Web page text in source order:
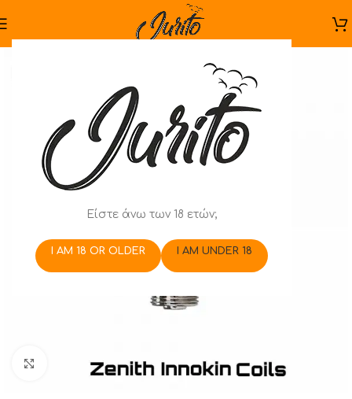
Είστε άνω των 18 ετών;
I AM 18 OR OLDER I AM UNDER 18
Click to enlarge